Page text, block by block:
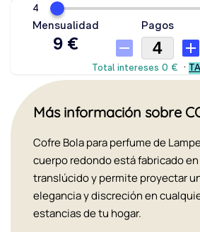
Más información sobre
Cofre Bola para perfume de
cuerpo redondo está fabricado
translúcido y permite proyectar
elegancia y discreción en
estancias de tu hogar.